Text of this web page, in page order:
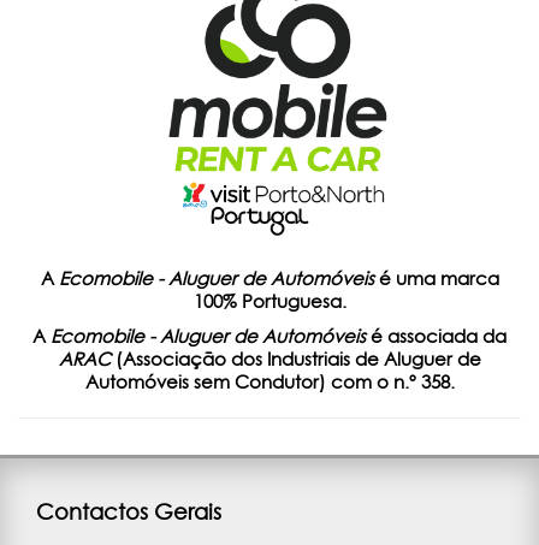
AEcomobile - Aluguer de Automóveisé uma marca
100% Portuguesa.
A Ecomobile - Aluguer de Automóveisé associada da
ARAC(Associação dos Industriais de Aluguer de
Automóveis sem Condutor) com o n.º 358.
Contactos Gerais